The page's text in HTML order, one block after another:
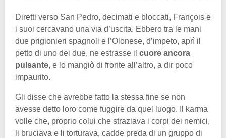
Diretti verso San Pedro, decimati e bloccati, François e
i suoi cercavano una via d’uscita. Ebbero tra le mani
due prigionieri spagnoli e l’Olonese, d’impeto, aprì il
petto di uno dei due, ne estrasse il cuore ancora
pulsante, e lo mangiò di fronte all’altro, a dir poco
impaurito.
Gli disse che avrebbe fatto la stessa fine se non
avesse detto loro come fuggire da quel luogo. Il karma
volle che, proprio colui che straziava i corpi dei nemici,
li bruciava e li torturava, cadde preda di un gruppo di